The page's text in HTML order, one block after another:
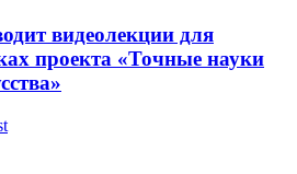
видеолекции для
проекта «Точные науки